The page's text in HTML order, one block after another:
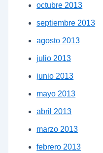
octubre 2013
septiembre 2013
agosto 2013
julio 2013
junio 2013
mayo 2013
abril 2013
marzo 2013
febrero 2013